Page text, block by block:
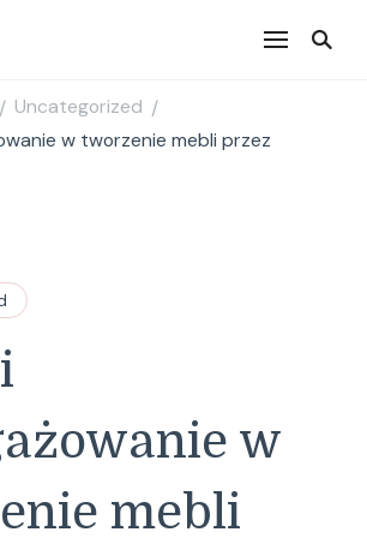
/ Uncategorized /
w tworzenie mebli przez
w
mebli